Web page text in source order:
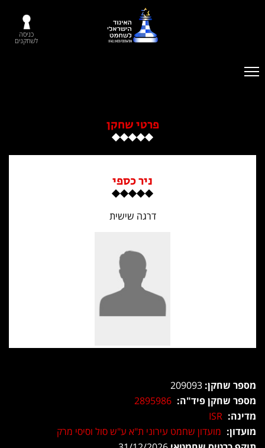
כניסה
לשחקנים
פרטי שחקן
ניר כספי
דרגה שישית
מספר שחקן:
מספר שחקן פיד"ה: 2895986
מדינה: ISR
מועדון: מועדון שחמט עירוני ת"א ע"ש סול וסיסי מרק